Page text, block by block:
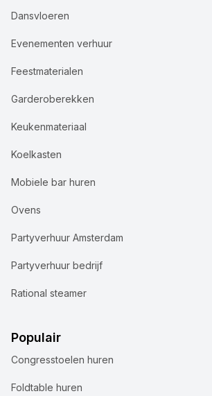
Dansvloeren
Evenementen verhuur
Feestmaterialen
Garderoberekken
Keukenmateriaal
Koelkasten
Mobiele bar huren
Ovens
Partyverhuur Amsterdam
Partyverhuur bedrijf
Rational steamer
Populair
Congresstoelen huren
Foldtable huren